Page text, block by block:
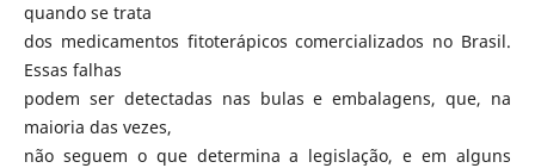
quando se trata
dos medicamentos fitoterápicos comercializados no Brasil.
Essas falhas
podem ser detectadas nas bulas e embalagens, que, na
maioria das vezes,
não seguem o que determina a legislação, e em alguns